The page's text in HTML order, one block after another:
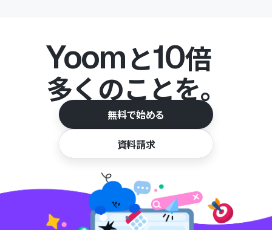
Yoomと10倍
多くのことを。
無料で始める
資料請求